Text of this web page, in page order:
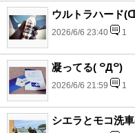
ウルトラハード
2026/6/6 23:40 1
凝ってる( ꒪Д꒪)
2026/6/6 21:59 1
シエラとモコ洗